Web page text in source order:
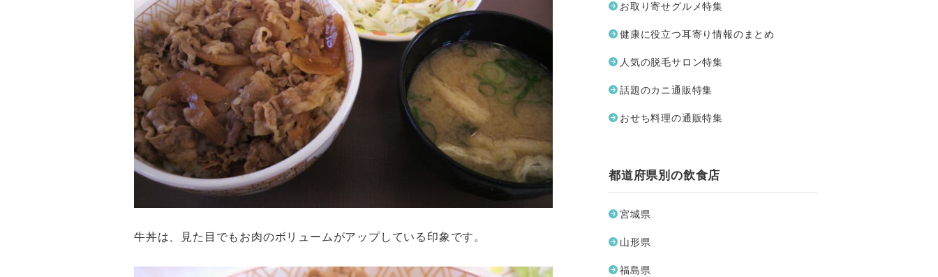
牛丼は、見た目でもお肉のボリュームがアップしている印象です。
お取り寄せグルメ特集
健康に役立つ耳寄り情報のまとめ
人気の脱毛サロン特集
話題のカニ通販特集
おせち料理の通販特集
都道府県別の飲食店
宮城県
山形県
福島県